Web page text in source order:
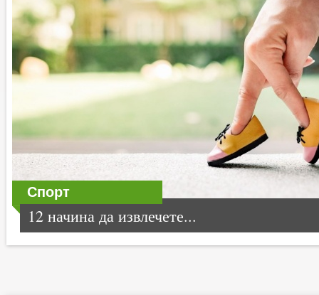
Спорт
12 начина да извлечете...